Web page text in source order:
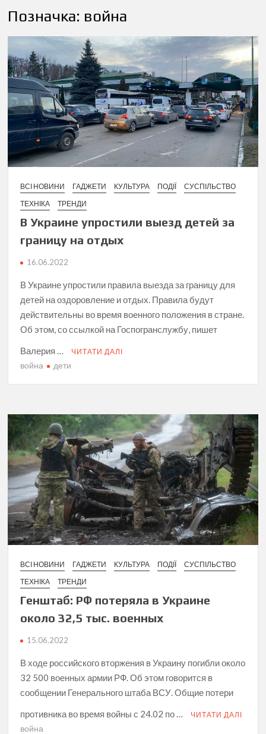
Позначка: война
ВСІ НОВИНИ ГАДЖЕТИ КУЛЬТУРА ПОДІЇ
СУСПІЛЬСТВО
ТЕХНІКА
ТРЕНДИ
В Украине упростили выезд детей за
границу на отдых
16.06.2022
В Украине упростили правила выезда за границу для
детей на оздоровление и отдых. Правила будут
действительны во время военного положения в стране.
Об этом, со ссылкой на Госпогранслужбу, пишет
Валерия …
ЧИТАТИ ДАЛІ
война дети
ВСІ НОВИНИ ГАДЖЕТИ КУЛЬТУРА ПОДІЇ
СУСПІЛЬСТВО
ТЕХНІКА
ТРЕНДИ
Генштаб: РФ потеряла в Украине
около 32,5 тыс. военных
15.06.2022
В ходе российского вторжения в Украину погибли около
32 500 военных армии РФ. Об этом говорится в
сообщении Генерального штаба ВСУ. Общие потери
противника во время войны с 24.02 по …
ЧИТАТИ ДАЛІ
война